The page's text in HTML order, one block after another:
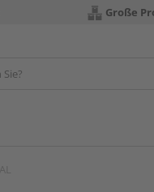
Große